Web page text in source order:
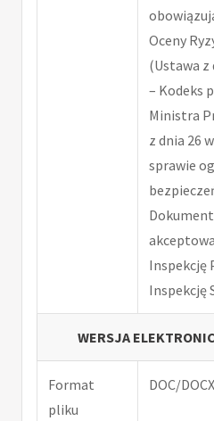
Oceny
(Ustawa z
– Kodeks
Ministra
z dnia 26
sprawie
Inspekcję
Inspekcję
WERSJA
Format
pliku
DOC/